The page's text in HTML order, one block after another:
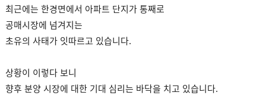
최근에는 한경면에서 아파트 단지가 통째로
공매시장에 넘겨지는
초유의 사태가 잇따르고 있습니다.
상황이 이렇다 보니
향후 분양 시장에 대한 기대 심리는 바닥을 치고 있습니다.